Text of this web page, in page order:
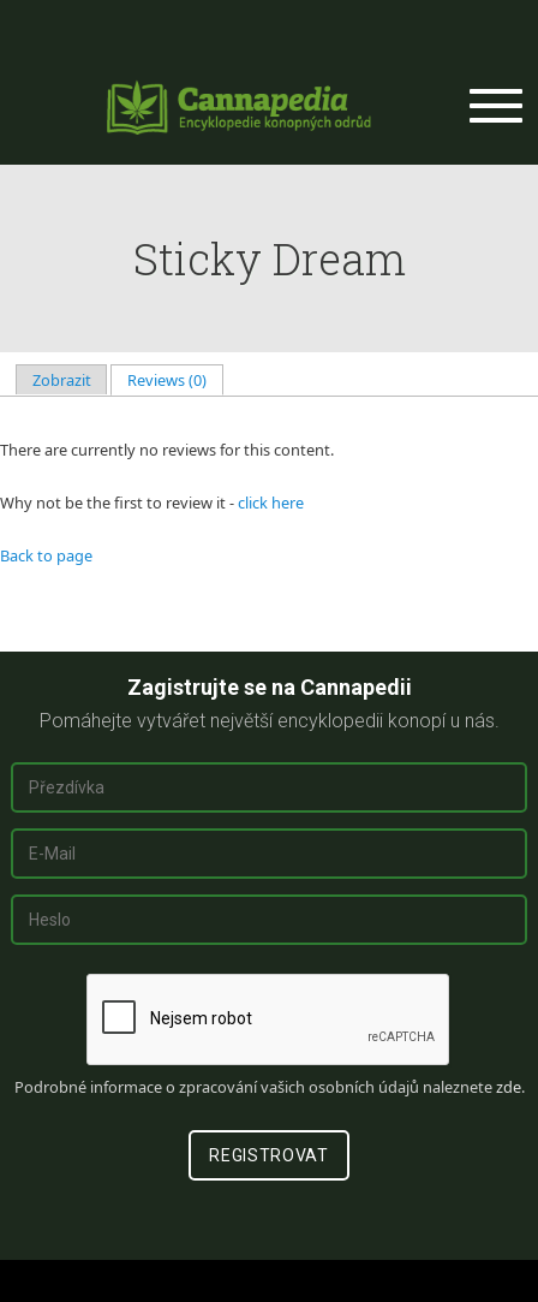
Sticky Dream
Hlavní záložky
Zobrazit Reviews (0)
There are currently no reviews for this content.
Why not be the first to review it -click here
Back to page
Zagistrujte se na Cannapedii
Pomáhejte vytvářet největší encyklopedii konopí u nás.
Podrobné informace o zpracování vašich osobních údajů naleznetezde.